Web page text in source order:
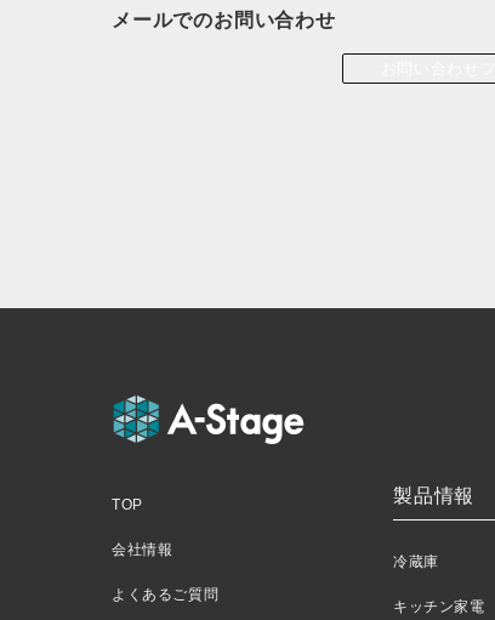
メールでのお問い合わせ
TOP
会社情報
よくあるご質問
製品情報
冷蔵庫
キッチン家電